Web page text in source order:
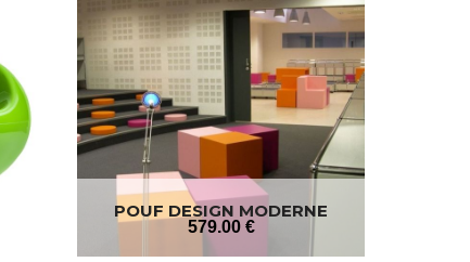
POUF DESIGN MODERNE
BLOCKS
579.00 €